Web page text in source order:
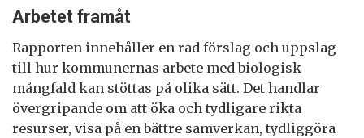
Arbetet framåt
Rapporten innehåller en rad förslag och uppslag
till hur kommunernas arbete med biologisk
mångfald kan stöttas på olika sätt. Det handlar
övergripande om att öka och tydligare rikta
resurser, visa på en bättre samverkan, tydliggöra